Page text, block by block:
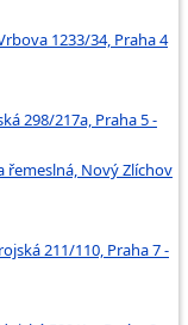
1233/34, Praha 4
298/217a, Praha 5 -
řemeslná, Nový Zlíchov
211/110, Praha 7 -